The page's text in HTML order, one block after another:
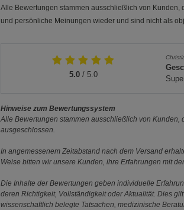
Alle Bewertungen stammen ausschließlich von
und persönliche Meinungen wieder und sind nicht als
5.0/ 5.0
Hinweise zum Bewertungssystem
Alle Bewertungen stammen ausschließlich von
ausgeschlossen.
In angemessenem Zeitabstand nach dem Versand
Weise bitten wir unsere Kunden, ihre Erfahrungen mit
Die Inhalte der Bewertungen geben individuelle
deren Richtigkeit, Vollständigkeit oder Aktualität. Dies
wissenschaftlich belegte Tatsachen, medizinische